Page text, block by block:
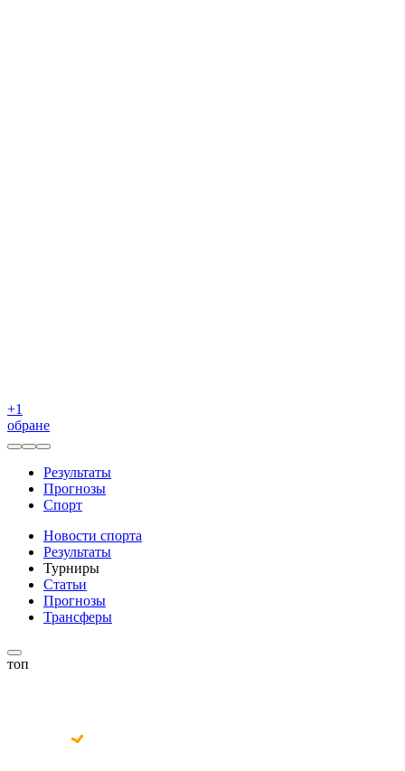
+1
обране
Результаты
Прогнозы
Спорт
Новости спорта
Результаты
Турниры
Статьи
Прогнозы
Трансферы
топ